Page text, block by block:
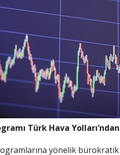
Türk Hava Yolları’ndan
yönelik